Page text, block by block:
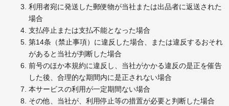
利用者宛に発送した郵便物が当社または出品者に返送された
場合
支払停止または支払不能となった場合
第14条（禁止事項）に違反した場合、または違反するおそれ
があると当社が判断した場合
前号のほか本規約に違反し、当社がかかる違反の是正を催告
した後、合理的な期間内に是正されない場合
本サービスの利用が一定期間ない場合
その他、当社が、利用停止等の措置が必要と判断した場合